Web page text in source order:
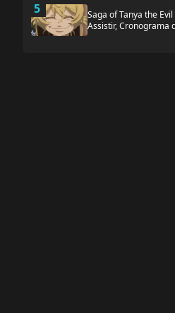
5
Saga of Tanya the
Assistir, Cronograma